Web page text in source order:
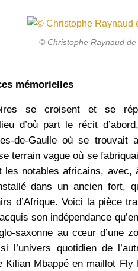
© Christophe Raynaud de
mémorielles
se croisent et se
d’où part le récit
de-Gaulle où se trouvait
terrain vague où se
les notables africains, avec,
dans un ancien fort,
d’Afrique. Voici la pièce
son indépendance
saxonne au cœur d’une
l’univers quotidien de
Kilian Mbappé en maillot